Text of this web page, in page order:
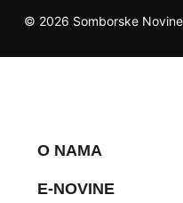
© 2026 Somborske
O NAMA
E-NOVINE